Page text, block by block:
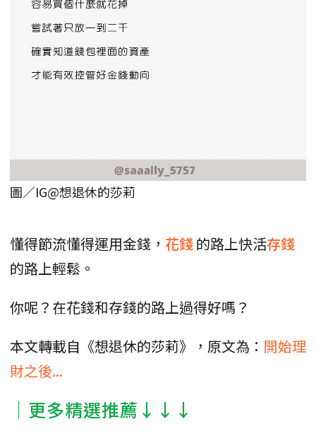
圖／IG@想退休的莎莉
懂得節流懂得運用金錢， 花錢的路上快活存錢
的路上輕鬆。
你呢？在花錢和存錢的路上過得好嗎？
本文轉載自《想退休的莎莉》，原文為： 開始理
財之後...
│更多精選推薦↓↓↓